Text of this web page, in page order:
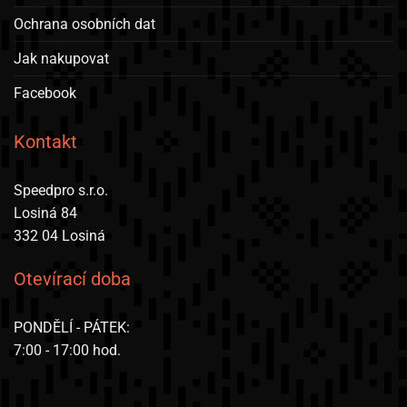
stránce
produktu
Ochrana osobních dat
Jak nakupovat
Facebook
Kontakt
Speedpro s.r.o.
Losiná 84
332 04 Losiná
Otevírací doba
PONDĚLÍ - PÁTEK:
7:00 - 17:00 hod.